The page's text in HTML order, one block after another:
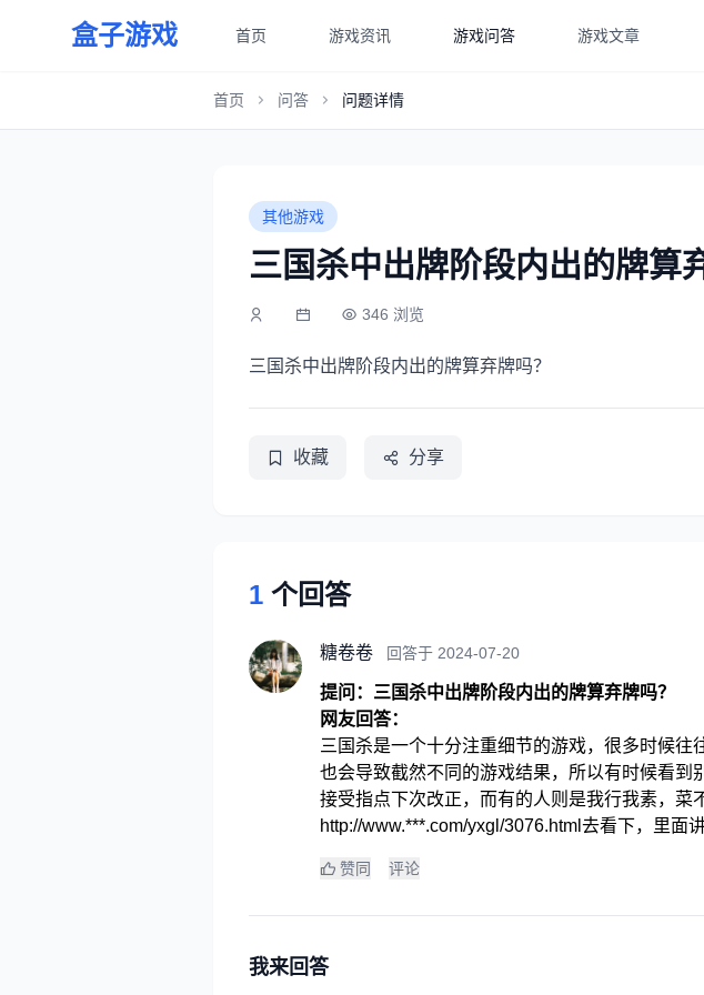
盒子游戏 首页 游戏资讯 游戏问答 游戏文章
首页 问答 问题详情
其他游戏
三国杀中出牌阶段内出的牌算
346 浏览
三国杀中出牌阶段内出的牌算弃牌吗？
收藏 分享
1 个回答
糖卷卷 回答于 2024-07-20
提问：三国杀中出牌阶段内出的牌算弃牌吗？
网友回答：
三国杀是一个十分注重细节的游戏，很多时候
也会导致截然不同的游戏结果，所以有时候看
接受指点下次改正，而有的人则是我行我素，
http://www.***.com/yxgl/3076.html去看下，里面
赞同 评论
我来回答